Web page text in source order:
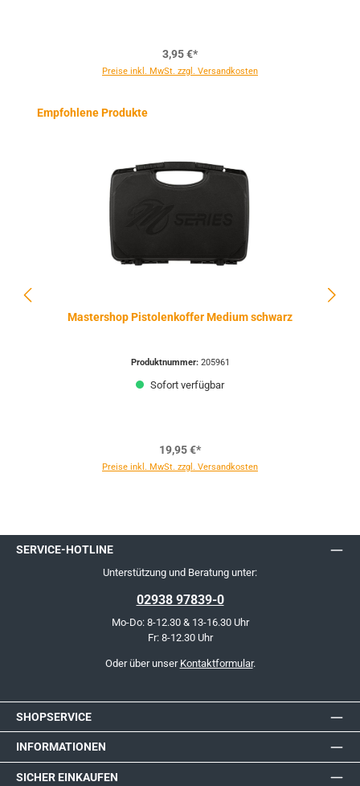
3,95 €*
Preise inkl. MwSt. zzgl. Versandkosten
Produktgalerie überspringen
Empfohlene Produkte
Mastershop Pistolenkoffer Medium schwarz
Produktnummer: 205961
Sofort verfügbar
19,95 €*
Preise inkl. MwSt. zzgl. Versandkosten
SERVICE-HOTLINE
Unterstützung und Beratung unter:
02938 97839-0
Mo-Do: 8-12.30 & 13-16.30 Uhr
Fr: 8-12.30 Uhr
Oder über unser Kontaktformular.
SHOPSERVICE
INFORMATIONEN
SICHER EINKAUFEN